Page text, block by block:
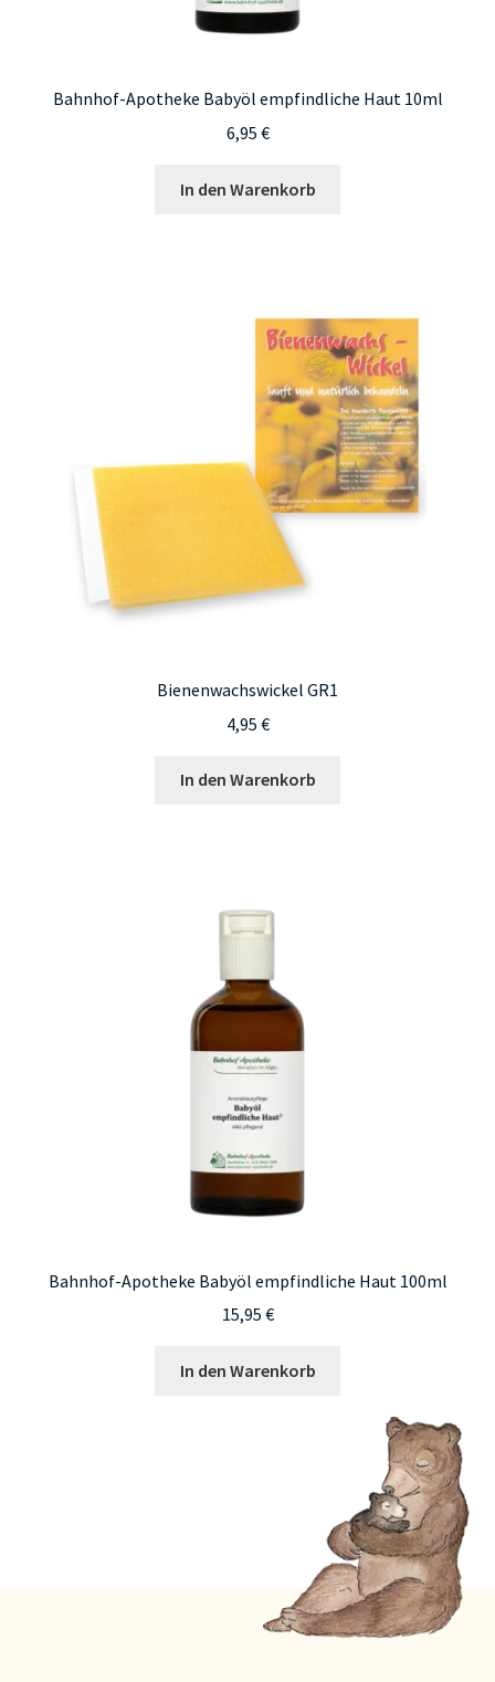
Bahnhof-Apotheke Babyöl empfindliche Haut 10ml
6,95 €
In den Warenkorb
Bienenwachswickel GR1
4,95 €
In den Warenkorb
Bahnhof-Apotheke Babyöl empfindliche Haut 100ml
15,95 €
In den Warenkorb